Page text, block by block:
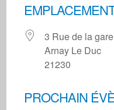
3 Rue de la gare
Arnay Le Duc
21230
PROCHAIN